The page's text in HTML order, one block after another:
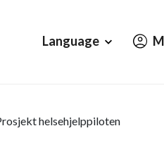
Language
helsehjelppiloten